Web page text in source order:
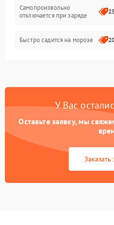
Самопроизвольно
отключается при заряде
Быстро садится на морозе
У Вас
Оставьте заявку, мы
Заказать